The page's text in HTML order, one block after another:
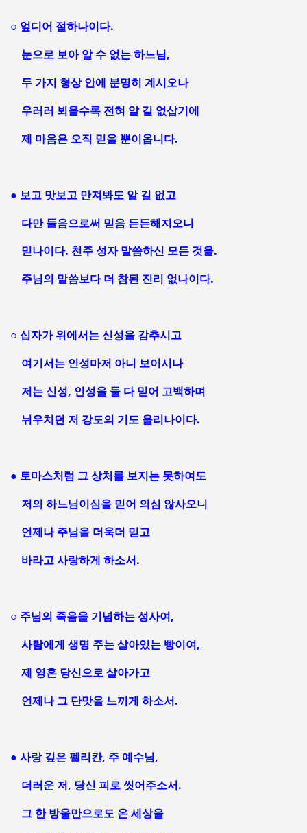
○ 엎디어 절하나이다.
눈으로 보아 알 수 없는 하느님,
두 가지 형상 안에 분명히 계시오나
우러러 뵈올수록 전혀 알 길 없삽기에
제 마음은 오직 믿을 뿐이옵니다.
● 보고 맛보고 만져봐도 알 길 없고
다만 들음으로써 믿음 든든해지오니
믿나이다. 천주 성자 말씀하신 모든 것을.
주님의 말씀보다 더 참된 진리 없나이다.
○ 십자가 위에서는 신성을 감추시고
여기서는 인성마저 아니 보이시나
저는 신성, 인성을 둘 다 믿어 고백하며
뉘우치던 저 강도의 기도 올리나이다.
● 토마스처럼 그 상처를 보지는 못하여도
저의 하느님이심을 믿어 의심 않사오니
언제나 주님을 더욱더 믿고
바라고 사랑하게 하소서.
○ 주님의 죽음을 기념하는 성사여,
사람에게 생명 주는 살아있는 빵이여,
제 영혼 당신으로 살아가고
언제나 그 단맛을 느끼게 하소서.
● 사랑 깊은 펠리칸, 주 예수님,
더러운 저, 당신 피로 씻어주소서.
그 한 방울만으로도 온 세상을